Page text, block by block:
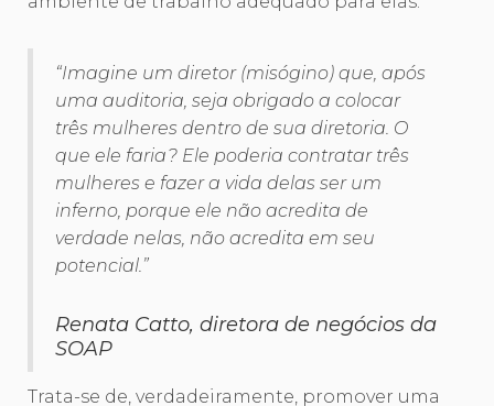
“Imagine um diretor (misógino) que, após
uma auditoria, seja obrigado a colocar
três mulheres dentro de sua diretoria. O
que ele faria? Ele poderia contratar três
mulheres e fazer a vida delas ser um
inferno, porque ele não acredita de
verdade nelas, não acredita em seu
potencial.”
Renata Catto, diretora de negócios da
SOAP
Trata-se de, verdadeiramente, promover uma